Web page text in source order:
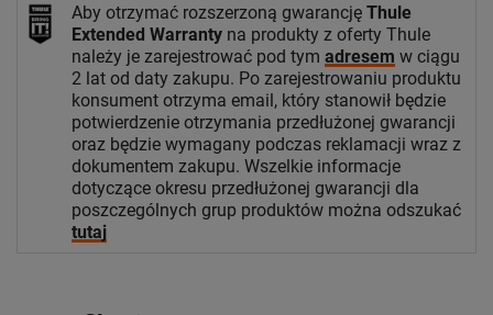
Aby otrzymać rozszerzoną gwarancję Thule
Extended Warranty na produkty z oferty Thule
należy je zarejestrować pod tym adresem w ciągu
2 lat od daty zakupu. Po zarejestrowaniu produktu
konsument otrzyma email, który stanowił będzie
potwierdzenie otrzymania przedłużonej gwarancji
oraz będzie wymagany podczas reklamacji wraz z
dokumentem zakupu. Wszelkie informacje
dotyczące okresu przedłużonej gwarancji dla
poszczególnych grup produktów można odszukać
tutaj